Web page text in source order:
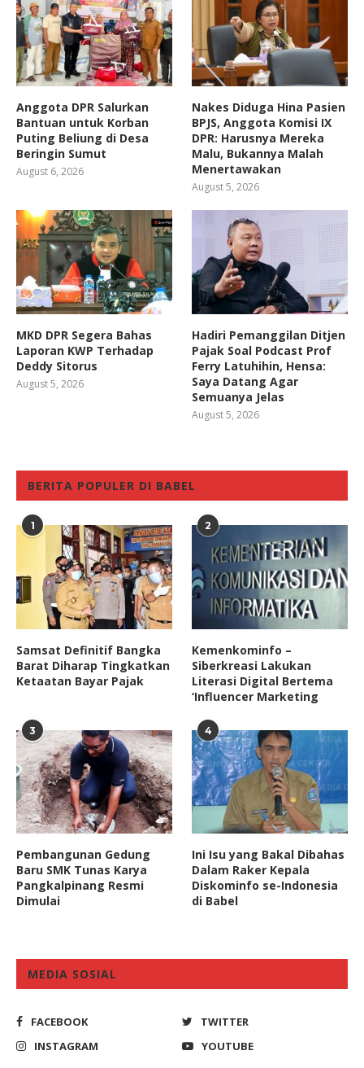
Anggota DPR Salurkan
Bantuan untuk Korban
Puting Beliung di Desa
Beringin Sumut
August 6, 2026
Nakes Diduga Hina Pasien
BPJS, Anggota Komisi IX
DPR: Harusnya Mereka
Malu, Bukannya Malah
Menertawakan
August 5, 2026
MKD DPR Segera Bahas
Laporan KWP Terhadap
Deddy Sitorus
August 5, 2026
Hadiri Pemanggilan Ditjen
Pajak Soal Podcast Prof
Ferry Latuhihin, Hensa:
Saya Datang Agar
Semuanya Jelas
August 5, 2026
BERITA POPULER DI BABEL
1
Samsat Definitif Bangka
Barat Diharap Tingkatkan
Ketaatan Bayar Pajak
2
Kemenkominfo –
Siberkreasi Lakukan
Literasi Digital Bertema
‘Influencer Marketing
3
Pembangunan Gedung
Baru SMK Tunas Karya
Pangkalpinang Resmi
Dimulai
4
Ini Isu yang Bakal Dibahas
Dalam Raker Kepala
Diskominfo se-Indonesia
di Babel
MEDIA SOSIAL
FACEBOOK
TWITTER
INSTAGRAM
YOUTUBE